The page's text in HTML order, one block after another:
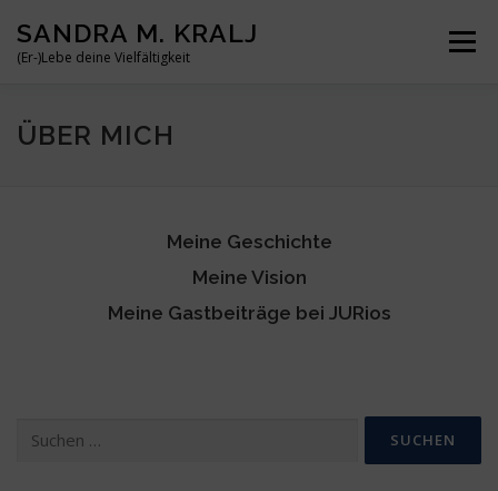
Inhalt
springen
SANDRA M. KRALJ
(Er-)Lebe deine Vielfältigkeit
Menü
HOME ÜBER MICH
ÜBER MICH
Meine Geschichte
Meine Vision
Meine Gastbeiträge bei JURios
nach: